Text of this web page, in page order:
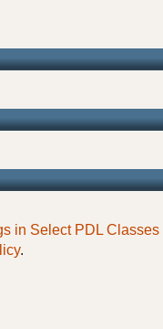
in Select PDL Classes
.